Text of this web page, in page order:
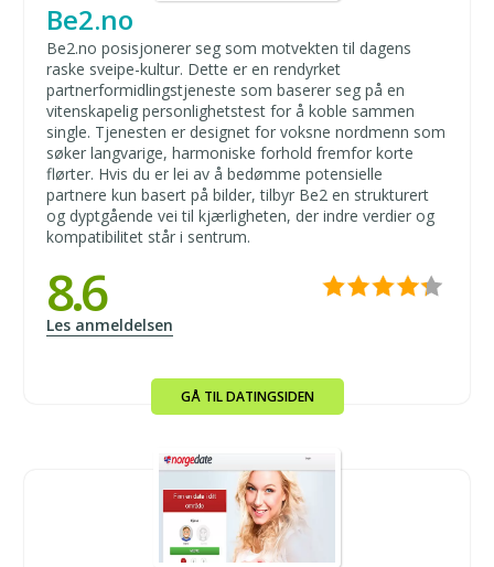
Be2.no
Be2.no posisjonerer seg som motvekten til dagens
raske sveipe-kultur. Dette er en rendyrket
partnerformidlingstjeneste som baserer seg på en
vitenskapelig personlighetstest for å koble sammen
single. Tjenesten er designet for voksne nordmenn som
søker langvarige, harmoniske forhold fremfor korte
flørter. Hvis du er lei av å bedømme potensielle
partnere kun basert på bilder, tilbyr Be2 en strukturert
og dyptgående vei til kjærligheten, der indre verdier og
kompatibilitet står i sentrum.
8.6
Les anmeldelsen
GÅ TIL DATINGSIDEN